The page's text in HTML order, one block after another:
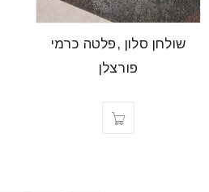
שולחן סלון ,פלטה כרמי
פורצלן